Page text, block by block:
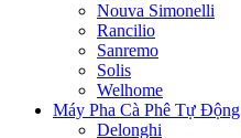
Nouva Simonelli
Rancilio
Sanremo
Solis
Welhome
Máy Pha Cà Phê Tự Động
Delonghi